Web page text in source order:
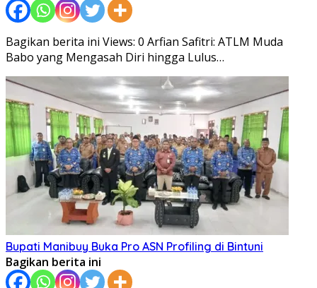
Bagikan berita ini Views: 0 Arfian Safitri: ATLM Muda
Babo yang Mengasah Diri hingga Lulus…
Bupati Manibuy Buka Pro ASN Profiling di Bintuni
Bagikan berita ini